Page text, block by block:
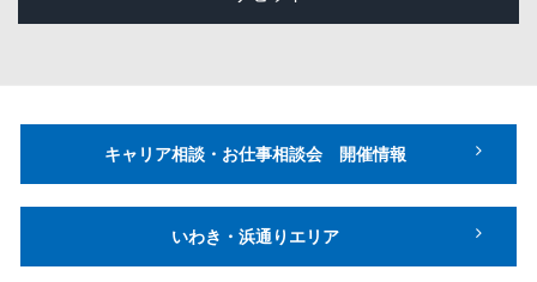
キャリア相談・お仕事相談会 開催情報
いわき・浜通りエリア